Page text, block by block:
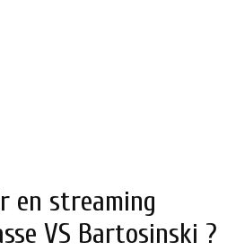
en streaming
VS Bartosinski ?